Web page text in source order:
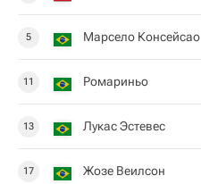
5 Марсело Консейсао
11 Ромариньо
13 Лукас Эстевес
17 Жозе Веилсон